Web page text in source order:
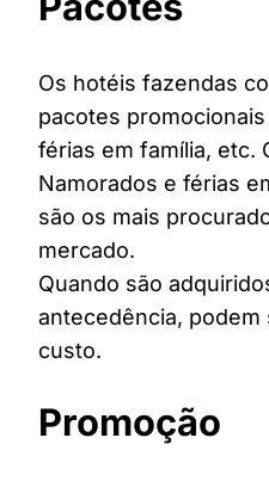
Os hotéis fazendas
pacotes
férias em família, etc.
Namorados e férias
são os mais
mercado.
Quando são
antecedência, podem
custo.
Promoção